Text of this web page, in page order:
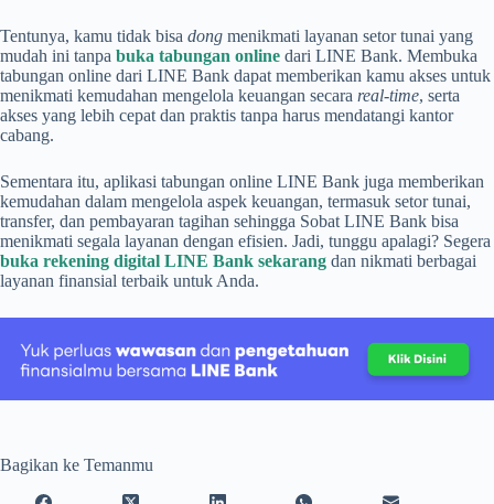
Tentunya, kamu tidak bisa dong menikmati layanan setor tunai yang
mudah ini tanpa buka tabungan online dari LINE Bank. Membuka
tabungan online dari LINE Bank dapat memberikan kamu akses untuk
menikmati kemudahan mengelola keuangan secara real-time, serta
akses yang lebih cepat dan praktis tanpa harus mendatangi kantor
cabang.
Sementara itu, aplikasi tabungan online LINE Bank juga memberikan
kemudahan dalam mengelola aspek keuangan, termasuk setor tunai,
transfer, dan pembayaran tagihan sehingga Sobat LINE Bank bisa
menikmati segala layanan dengan efisien. Jadi, tunggu apalagi? Segera
buka rekening digital LINE Bank sekarang dan nikmati berbagai
layanan finansial terbaik untuk Anda.
Bagikan ke Temanmu